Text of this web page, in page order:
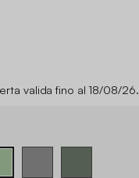
valida fino al 18/08/26.